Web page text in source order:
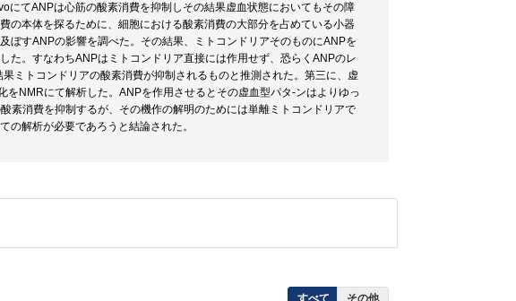
てANPは心筋の酸素消費を抑制しその結果虚血状態においてもその障
の本体を探るために、細胞における酸素消費の大部分を占めている小器
ぼすANPの影響を調べた。その結果、ミトコンドリアそのものにANPを
た。すなわちANPはミトコンドリア直接には作用せず、恐らくANPのレ
ミトコンドリアの酸素消費が抑制されるものと推測された。第三に、虚
NMRにて解析した。ANPを作用させるとその虚血型パタ-ンはよりゆっ
素消費を抑制するが、その機作の解明のためには単離ミトコンドリアで
の解析が必要であろうと結論された。
すべて その他